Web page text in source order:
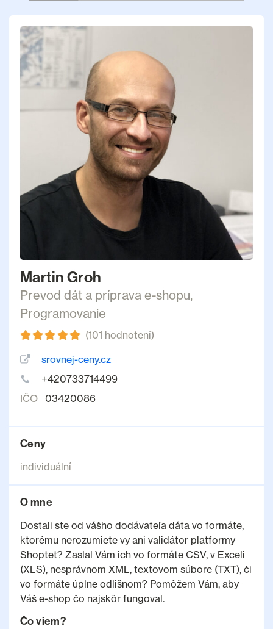
Martin Groh
Prevod dát a príprava e-shopu,
Programovanie
(101 hodnotení)
srovnej-ceny.cz
+420733714499
IČO
03420086
Ceny
individuální
O mne
Dostali ste od vášho dodávateľa dáta vo formáte,
ktorému nerozumiete vy ani validátor platformy
Shoptet? Zaslal Vám ich vo formáte CSV, v Exceli
(XLS), nesprávnom XML, textovom súbore (TXT), či
vo formáte úplne odlišnom? Pomôžem Vám, aby
Váš e-shop čo najskôr fungoval.
Čo viem?